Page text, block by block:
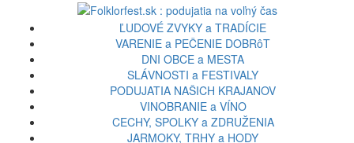
ĽUDOVÉ ZVYKY a TRADÍCIE
VARENIE a PEČENIE DOBRôT
DNI OBCE a MESTA
SLÁVNOSTI a FESTIVALY
PODUJATIA NAŠICH KRAJANOV
VINOBRANIE a VÍNO
CECHY, SPOLKY a ZDRUŽENIA
JARMOKY, TRHY a HODY